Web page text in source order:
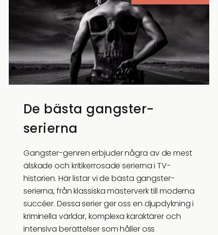
De bästa gangster-
serierna
Gangster-genren erbjuder några av de mest
älskade och kritikerrosade serierna i TV-
historien. Här listar vi de bästa gangster-
serierna, från klassiska mästerverk till moderna
succéer. Dessa serier ger oss en djupdykning i
kriminella världar, komplexa karaktärer och
intensiva berättelser som håller oss